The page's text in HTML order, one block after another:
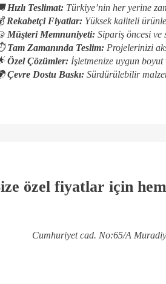
Hızlı Teslimat: Türkiye’nin her yerine
Rekabetçi Fiyatlar: Yüksek kaliteli
Müşteri Memnuniyeti: Sipariş öncesi ve
Tam Zamanında Teslim: Projelerinizi
Özel Çözümler: İşletmenize uygun boyut
Çevre Dostu Baskı: Sürdürülebilir
özel fiyatlar için
Cumhuriyet cad. No:65/A